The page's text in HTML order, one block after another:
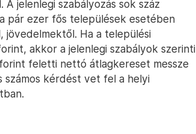
jelenlegi szabályozás sok száz
pár ezer fős települések esetében
Ha a települési
akkor a jelenlegi szabályok szerinti
feletti nettó átlagkereset messze
számos kérdést vet fel a helyi